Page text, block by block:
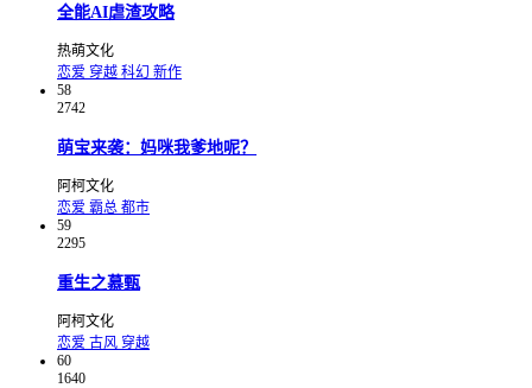
全能AI虐渣攻略
热萌文化
恋爱 穿越 科幻 新作
58
2742
萌宝来袭：妈咪我爹地呢？
阿柯文化
恋爱 霸总 都市
59
2295
重生之慕甄
阿柯文化
恋爱 古风 穿越
60
1640